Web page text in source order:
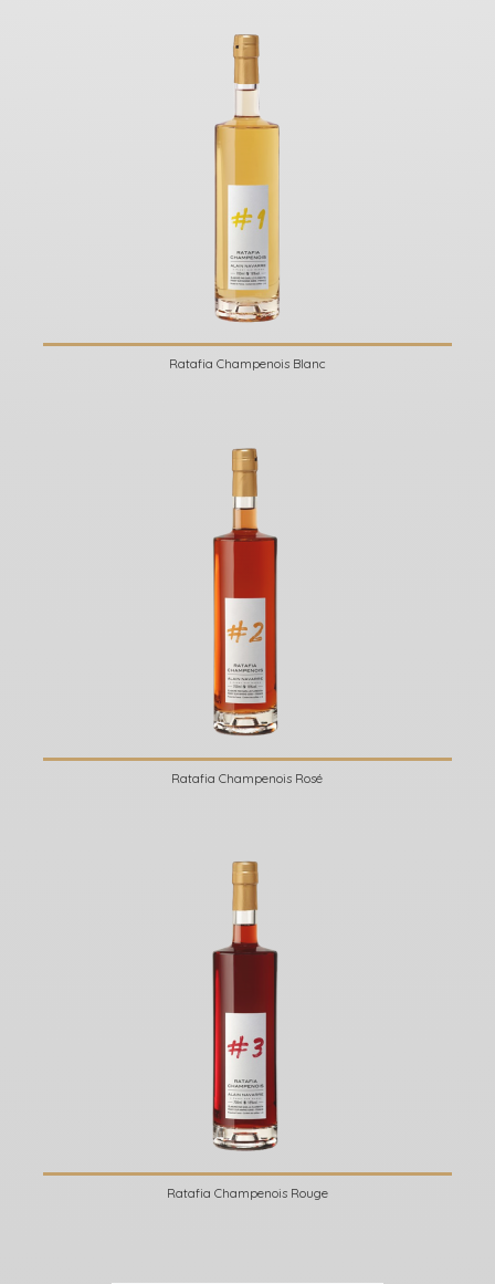
Ratafia Champenois Blanc
Ratafia Champenois Rosé
Ratafia Champenois Rouge